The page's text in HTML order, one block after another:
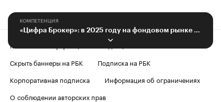
КОМПЕТЕНЦИЯ
«Цифра Брокер»: в 2025 году на фондовом рынке появятся новые инструменты
Контактная информация
Редакция
Скрыть баннеры на РБК
Подписка на РБК
Корпоративная подписка
Информация об ограничениях
О соблюдении авторских прав